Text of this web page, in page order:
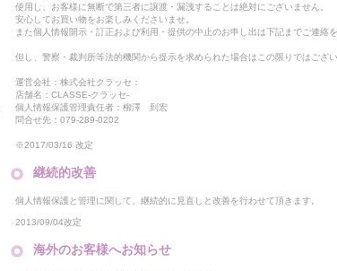
使用し、お客様に無断で第三者に譲渡・漏洩することは絶対にございません。
安心してお買い物をお楽しみくださいませ。
また個人情報開示・訂正および利用・提供の中止のお申し出は下記までご連絡
但し、警察・裁判所等法的機関から提示を求められた場合はこの限りではござい
運営会社：株式会社クラッセ：
店舗名：CLASSE-クラッセ-
個人情報保護管理責任者：柳澤 到宏
問合せ先：079-289-0202
※2017/03/16 改定
継続的改善
個人情報保護と管理に関して、継続的に見直しと改善を行わせて頂きます。
2013/09/04改定
海外のお客様へお知らせ